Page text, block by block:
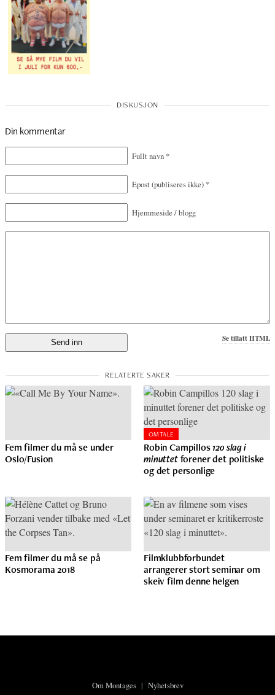
Din kommentar
Fullt navn *
Epost(publiseres ikke) *
Hjemmeside / blogg
Se tillatt HTML
Fem filmer du må se under
Oslo/Fusion
OMTALE
Robin Campillos120 slag i
minuttetforener det politiske
og det personlige
Fem filmer du må se på
Kosmorama 2018
Filmklubbforbundet
arrangerer stort seminar om
skeiv film denne helgen
Om Montages| Nyhetsbrev